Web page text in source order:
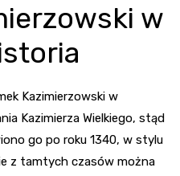
w
Kazimierzowski w
Kazimierza Wielkiego, stąd
go po roku 1340, w stylu
z tamtych czasów można